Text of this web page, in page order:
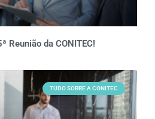
Reunião da CONITEC!
TUDO SOBRE A CONITEC